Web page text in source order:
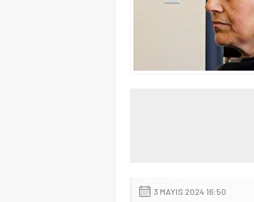
3 MAYIS 2024 16:50